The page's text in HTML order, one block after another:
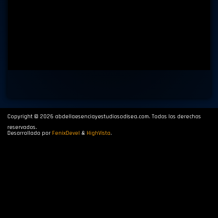
Copyright © 2026 abdellaesenciayestudiosodisea.com. Todos los derechos
reservados.
Desarrollado por FenixDevel & HighVista.